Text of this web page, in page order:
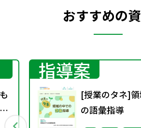
おすすめの
指導案
[授業のタネ]
の語彙指導